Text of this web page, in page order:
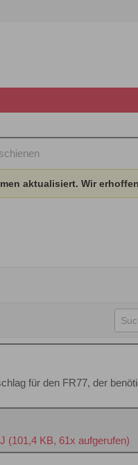
aktualisiert. Wir
für den FR77, der
(101,4 KB, 61x aufgerufen)